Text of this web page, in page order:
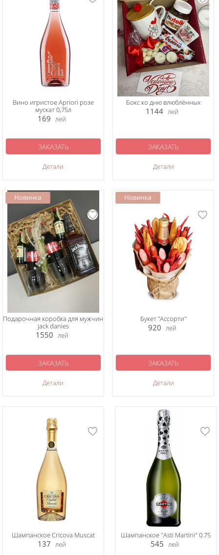
Вино игристое Apriori розе
мускат 0,75л
169 лей
Детали
ЗАКАЗАТЬ
Бокс ко дню влюблённых
1144 лей
Детали
ЗАКАЗАТЬ
Подарочная коробка для мужчин
jack danies
1550 лей
Детали
ЗАКАЗАТЬ
Букет "Ассорти"
920 лей
Детали
ЗАКАЗАТЬ
Шампанское Cricova Muscat
137 лей
Шампанское "Asti Martini" 0.75
545 лей